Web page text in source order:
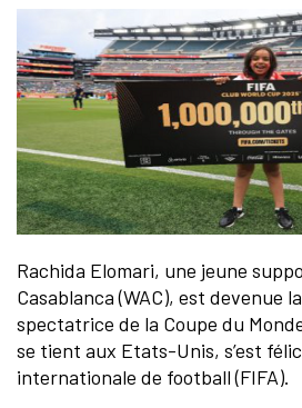
Rachida Elomari, une jeune
Casablanca (WAC), est devenue
spectatrice de la Coupe du
se tient aux Etats-Unis, s’est
internationale de football (FIFA).